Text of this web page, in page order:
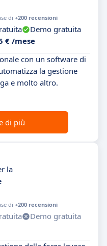
di +200 recensioni
Demo gratuita
€ /mese
con un software di
la gestione
e molto altro.
di più
la
di +200 recensioni
Demo gratuita